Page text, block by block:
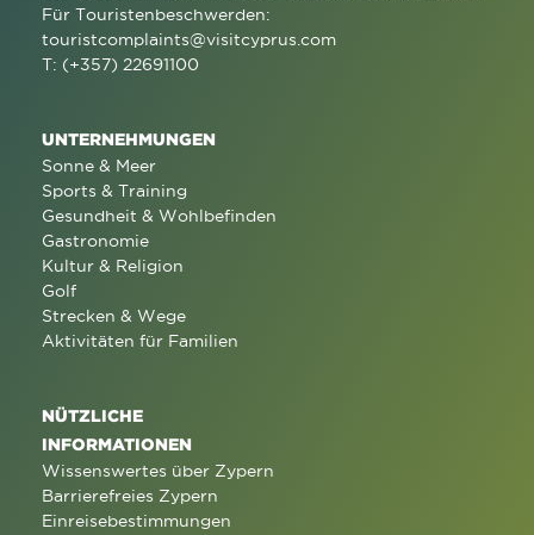
Für Touristenbeschwerden:
touristcomplaints@visitcyprus.com
T: (+357) 22691100
UNTERNEHMUNGEN
Sonne & Meer
Sports & Training
Gesundheit & Wohlbefinden
Gastronomie
Kultur & Religion
Golf
Strecken & Wege
Aktivitäten für Familien
NÜTZLICHE
INFORMATIONEN
Wissenswertes über Zypern
Barrierefreies Zypern
Einreisebestimmungen